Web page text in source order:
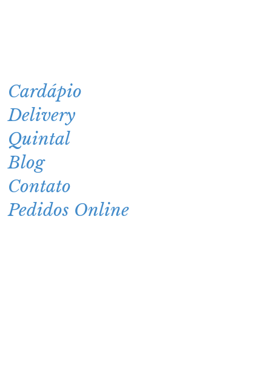
Cardápio
Delivery
Quintal
Blog
Contato
Pedidos Online